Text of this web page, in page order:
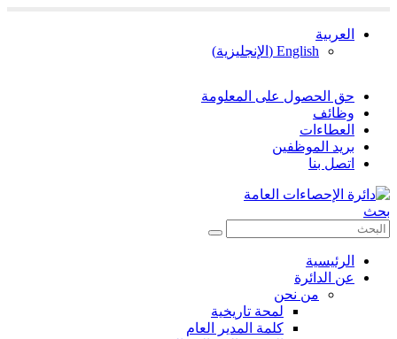
العربية
English
( الإنجليزية)
حق الحصول على المعلومة
وظائف
العطاءات
بريد الموظفين
اتصل بنا
بحث
الرئيسية
عن الدائرة
من نحن
لمحة تاريخية
كلمة المدير العام